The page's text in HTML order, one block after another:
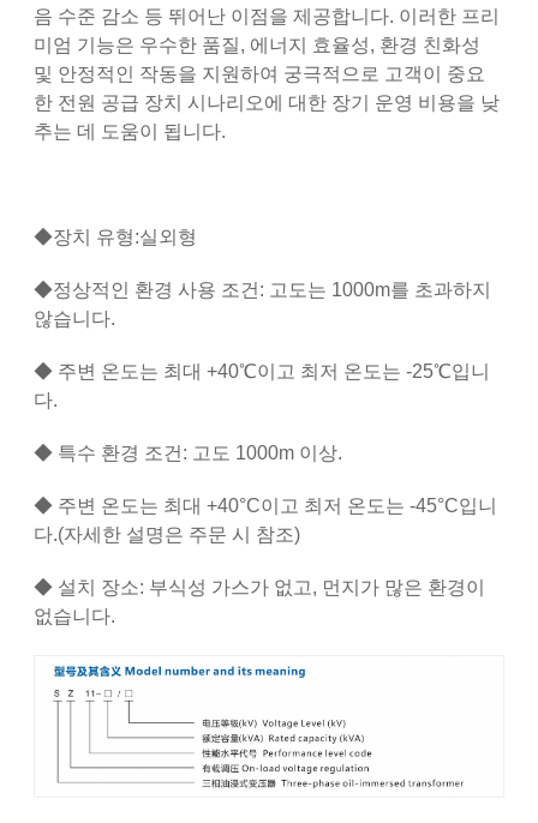
음 수준 감소 등 뛰어난 이점을 제공합니다. 이러한 프리
미엄 기능은 우수한 품질, 에너지 효율성, 환경 친화성
및 안정적인 작동을 지원하여 궁극적으로 고객이 중요
한 전원 공급 장치 시나리오에 대한 장기 운영 비용을 낮
추는 데 도움이 됩니다.
◆장치 유형:실외형
◆정상적인 환경 사용 조건: 고도는 1000m를 초과하지
않습니다.
◆ 주변 온도는 최대 +40℃이고 최저 온도는 -25℃입니
다.
◆ 특수 환경 조건: 고도 1000m 이상.
◆ 주변 온도는 최대 +40°C이고 최저 온도는 -45°C입니
다.(자세한 설명은 주문 시 참조)
◆ 설치 장소: 부식성 가스가 없고, 먼지가 많은 환경이
없습니다.